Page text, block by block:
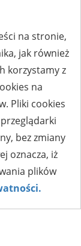
na stronie,
jak również
korzystamy z
na
Pliki cookies
bez zmiany
oznacza, iż
plików